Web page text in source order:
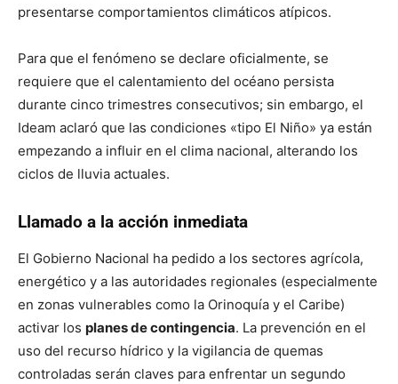
presentarse comportamientos climáticos atípicos.
Para que el fenómeno se declare oficialmente, se
requiere que el calentamiento del océano persista
durante cinco trimestres consecutivos; sin embargo, el
Ideam aclaró que las condiciones «tipo El Niño» ya están
empezando a influir en el clima nacional, alterando los
ciclos de lluvia actuales.
Llamado a la acción inmediata
El Gobierno Nacional ha pedido a los sectores agrícola,
energético y a las autoridades regionales (especialmente
en zonas vulnerables como la Orinoquía y el Caribe)
activar los planes de contingencia. La prevención en el
uso del recurso hídrico y la vigilancia de quemas
controladas serán claves para enfrentar un segundo